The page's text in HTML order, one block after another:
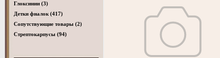
Глоксинии (3)
Детки фиалок (417)
Cопутствующие товары (2)
Стрептокарпусы (94)